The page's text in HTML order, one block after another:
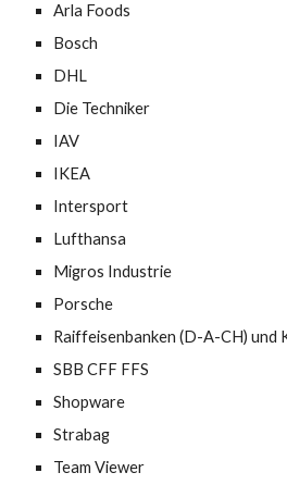
Arla Foods
Bosch
DHL
Die Techniker
IAV
IKEA
Intersport
Lufthansa
Migros Industrie
Porsche
Raiffeisenbanken (D-A-CH) und
SBB CFF FFS
Shopware
Strabag
Team Viewer